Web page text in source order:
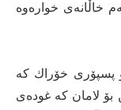
خاڵانەی خوارەوە
پسپۆری خۆراك كە
لامان كە غودەی